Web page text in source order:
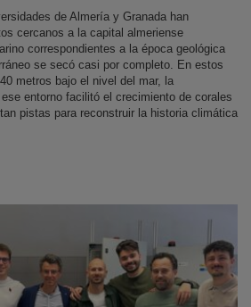
de Almería y Granada han
cercanos a la capital almeriense
correspondientes a la época geológica
se secó casi por completo. En estos
metros bajo el nivel del mar, la
entorno facilitó el crecimiento de corales
pistas para reconstruir la historia climática